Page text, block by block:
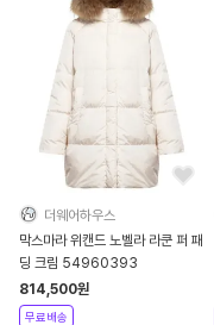
더웨어하우스
막스마라 위캔드 노벨라 라쿤 퍼 패
딩 크림 54960393
814,500원
무료배송